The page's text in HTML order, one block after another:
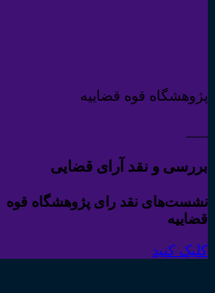
پژوهشگاه قوه قضاییه
بررسی و نقد آرای قضایی
نشست‌های نقد رای پژوهشگاه قوه
قضاییه
کلیک کنید